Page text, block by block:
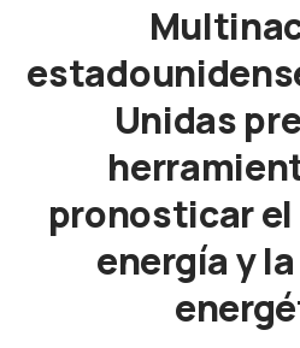
Unidas
pronosticar el
energía y